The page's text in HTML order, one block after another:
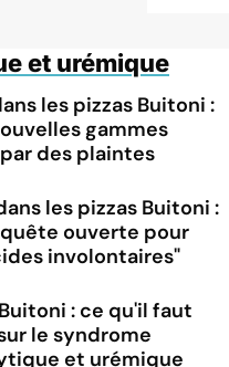
et urémique
les pizzas Buitoni :
gammes
des plaintes
les pizzas Buitoni :
ouverte pour
involontaires"
: ce qu'il faut
le syndrome
et urémique